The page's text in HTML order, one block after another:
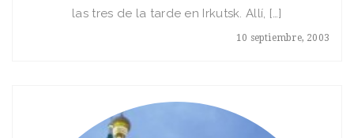
10 septiembre, 2003
las tres de la tarde en Irkutsk. Allí­, […]